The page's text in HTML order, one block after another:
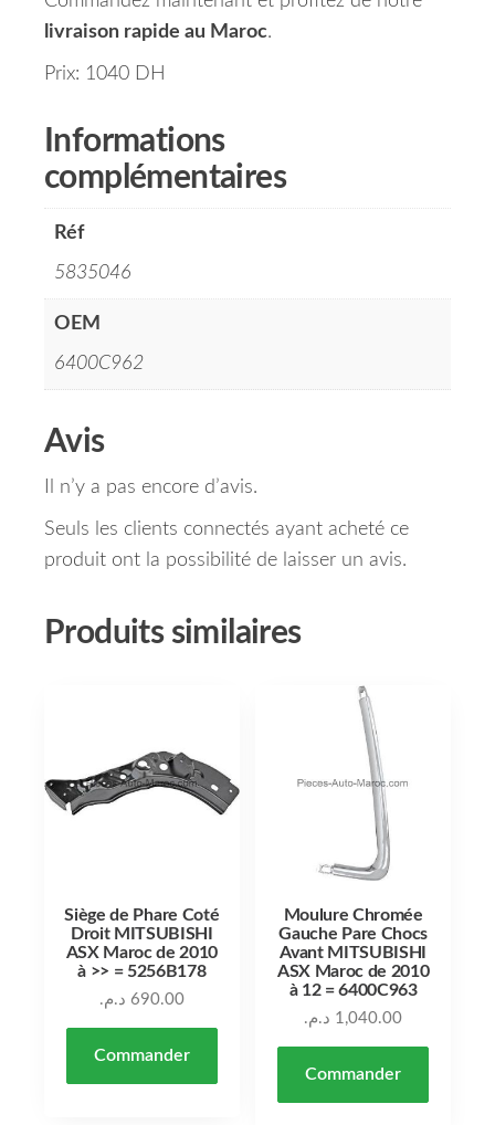
livraison rapide au Maroc.
Prix: 1040 DH
Informations
complémentaires
Réf
5835046
OEM
6400C962
Avis
Il n’y a pas encore d’avis.
Seuls les clients connectés ayant acheté ce
produit ont la possibilité de laisser un avis.
Produits similaires
Siège de Phare Coté
Droit MITSUBISHI
ASX Maroc de 2010
à >> = 5256B178
690.00 د.م.
Commander
Moulure Chromée
Gauche Pare Chocs
Avant MITSUBISHI
ASX Maroc de 2010
à 12 = 6400C963
1,040.00 د.م.
Commander